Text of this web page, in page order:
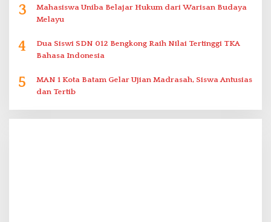
3
Mahasiswa Uniba Belajar Hukum dari Warisan Budaya
Melayu
4
Dua Siswi SDN 012 Bengkong Raih Nilai Tertinggi TKA
Bahasa Indonesia
5
MAN 1 Kota Batam Gelar Ujian Madrasah, Siswa Antusias
dan Tertib